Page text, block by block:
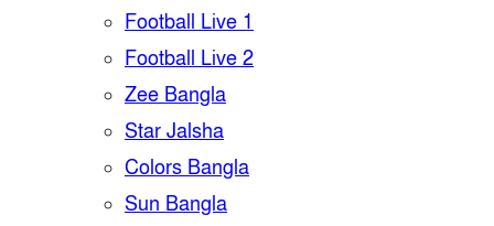
Football Live 1
Football Live 2
Zee Bangla
Star Jalsha
Colors Bangla
Sun Bangla